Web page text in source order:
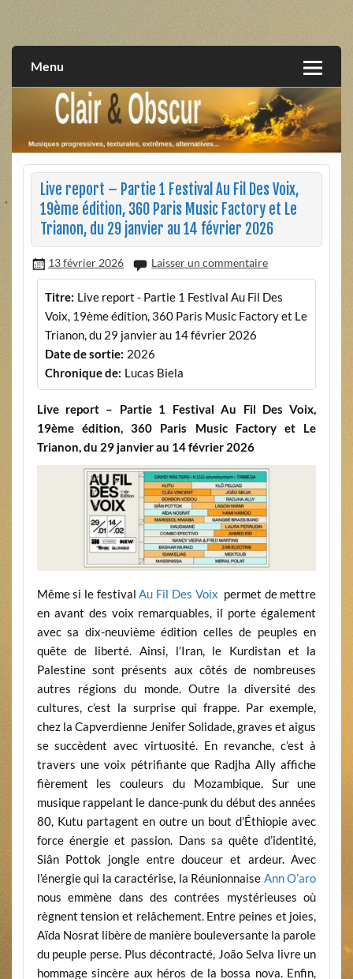
extrêmes, alternatives, texturales
Menu
Live report – Partie 1 Festival Au Fil Des Voix,
19ème édition, 360 Paris Music Factory et Le
Trianon, du 29 janvier au 14 février 2026
13 février 2026 Laisser un commentaire
Titre: Live report - Partie 1 Festival Au Fil Des
Voix, 19ème édition, 360 Paris Music Factory et Le
Trianon, du 29 janvier au 14 février 2026
Date de sortie: 2026
Chronique de: Lucas Biela
Live report – Partie 1 Festival Au Fil Des Voix,
19ème édition, 360 Paris Music Factory et Le
Trianon, du 29 janvier au 14 février 2026
Même si le festivalAu Fil Des Voix permet de mettre
en avant des voix remarquables, il porte également
avec sa dix-neuvième édition celles de peuples en
quête de liberté. Ainsi, l’Iran, le Kurdistan et la
Palestine sont présents aux côtés de nombreuses
autres régions du monde. Outre la diversité des
cultures, c’est la surprise qui frappe. Par exemple,
chez la Capverdienne Jenifer Solidade, graves et aigus
se succèdent avec virtuosité. En revanche, c’est à
travers une voix pétrifiante que Radjha Ally affiche
fièrement les couleurs du Mozambique. Sur une
musique rappelant le dance-punk du début des années
80, Kutu partagent en outre un bout d’Éthiopie avec
force énergie et passion. Dans sa quête d’identité,
Siân Pottok jongle entre douceur et ardeur. Avec
l’énergie qui la caractérise, la Réunionnaise Ann O’aro
nous emmène dans des contrées mystérieuses où
règnent tension et relâchement. Entre peines et joies,
Aïda Nosrat libère de manière bouleversante la parole
du peuple perse. Plus décontracté, João Selva livre un
hommage sincère aux héros de la bossa nova. Enfin,